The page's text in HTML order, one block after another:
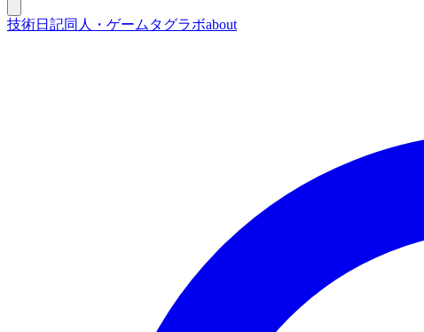
技術日記同人・ゲーム タグラボabout